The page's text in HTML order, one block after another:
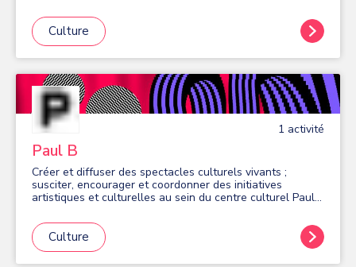
C’est déjà un très bon début! Si vous êtes intéressé(e),
contactez-nous pour savoir si nous avons la possibilité
de vous accueillir.
Culture
1 activité
Paul B
Créer et diffuser des spectacles culturels vivants ;
susciter, encourager et coordonner des initiatives
artistiques et culturelles au sein du centre culturel Paul-
développement de ses activités.
Culture